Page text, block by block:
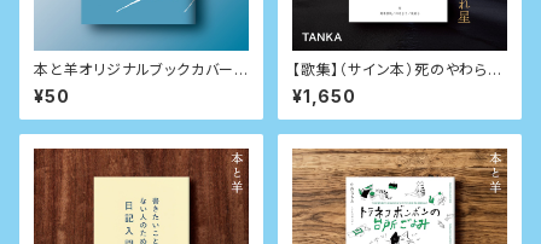
本と羊オリジナルブックカバー
（カバーのみの購入不可）
¥50
【歌集】（サイン本）死のやわらか
い（本と羊特別直筆短歌・イラス
ト入り）
¥1,650